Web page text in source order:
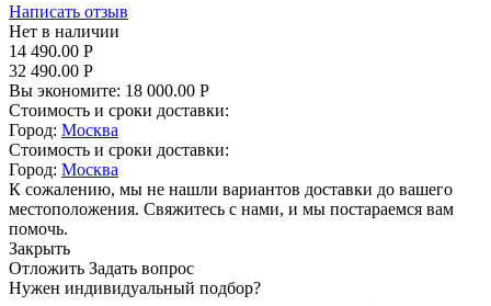
Написать отзыв
Нет в наличии
14 490.00 Р
32 490.00 Р
Вы экономите: 18 000.00 Р
Стоимость и сроки доставки:
Город: Москва
Стоимость и сроки доставки:
Город: Москва
К сожалению, мы не нашли вариантов доставки до вашего
местоположения. Свяжитесь с нами, и мы постараемся вам
помочь.
Закрыть
Отложить Задать вопрос
Нужен индивидуальный подбор?